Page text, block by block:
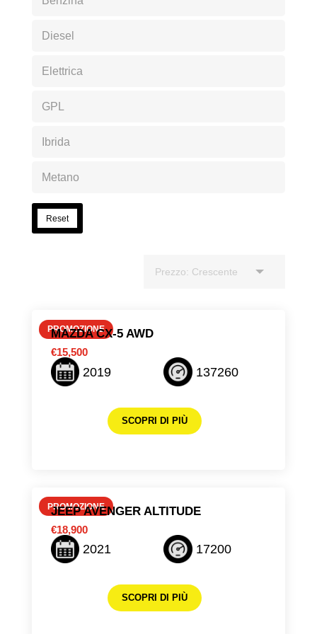
Diesel
Elettrica
GPL
Ibrida
Metano
Reset
PROMOZIONE
MAZDA CX-5 AWD
€15,500
2019 137260
SCOPRI DI PIÙ
PROMOZIONE
JEEP AVENGER ALTITUDE
€18,900
2021 17200
SCOPRI DI PIÙ